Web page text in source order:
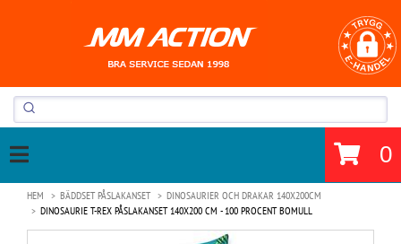
0
HEM BÄDDSET PÅSLAKANSET
DINOSAURIER OCH DRAKAR 140X200CM
DINOSAURIE T-REX PÅSLAKANSET 140X200 CM - 100 PROCENT BOMULL